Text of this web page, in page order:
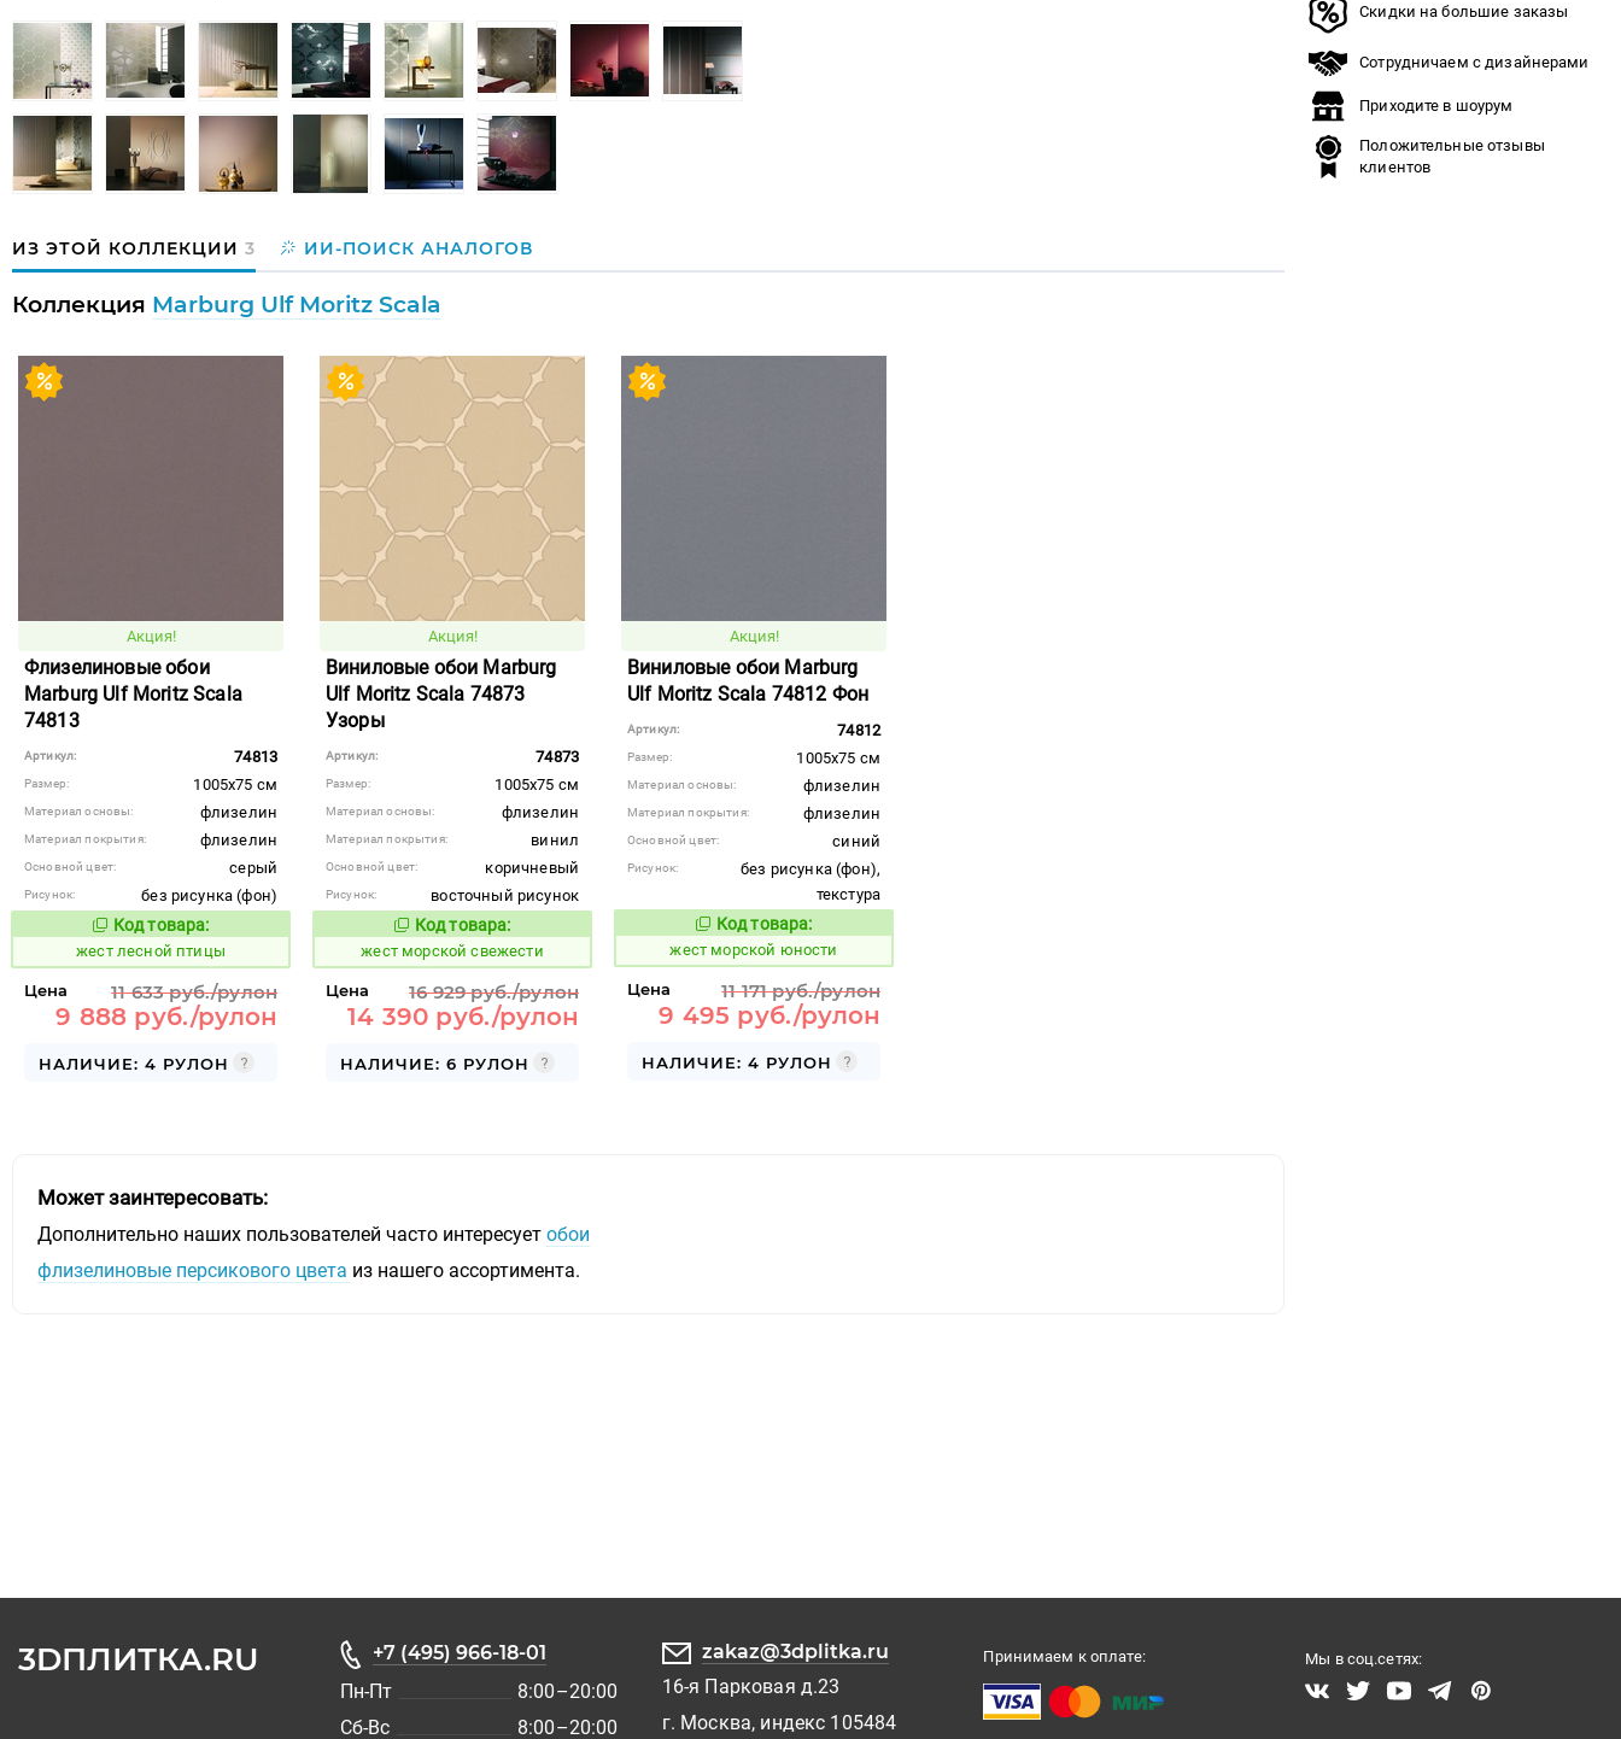
ИЗ ЭТОЙ КОЛЛЕКЦИИ 3 ИИ-ПОИСК АНАЛОГОВ
Коллекция Marburg Ulf Moritz Scala
Акция!
Флизелиновые обои
Marburg Ulf Moritz Scala
74813
Артикул: 74813
Размер: 1005x75 см
Материал основы: флизелин
Материал покрытия: флизелин
Основной цвет: серый
Рисунок:
без рисунка (фон)
Код товара:
380823 Код товара:
жест лесной птицы
Цена 11 633 руб./рулон
9 888 руб./рулон
НАЛИЧИЕ: 4 РУЛОН
Акция!
Виниловые обои Marburg
Ulf Moritz Scala 74873
Узоры
Артикул: 74873
Размер: 1005x75 см
Материал основы: флизелин
Материал покрытия: винил
Основной цвет: коричневый
Рисунок:
восточный рисунок
Код товара:
382583 Код товара:
жест морской свежести
Цена 16 929 руб./рулон
14 390 руб./рулон
НАЛИЧИЕ: 6 РУЛОН
Акция!
Виниловые обои Marburg
Ulf Moritz Scala 74812 Фон
Артикул: 74812
Размер: 1005x75 см
Материал основы: флизелин
Материал покрытия: флизелин
Основной цвет: синий
Рисунок:
без рисунка (фон),
текстура
Код товара:
382623 Код товара:
жест морской юности
Цена 11 171 руб./рулон
9 495 руб./рулон
НАЛИЧИЕ: 4 РУЛОН
Может заинтересовать:
Дополнительно наших пользователей часто интересует обои
флизелиновые персикового цвета из нашего ассортимента.
Скидки на большие заказы
Сотрудничаем с дизайнерами
Приходите в шоурум
Положительные отзывы
клиентов
3DПЛИТКА.RU
+7 (495) 966-18-01
Пн-Пт
8:00–20:00
Сб-Вс
8:00–20:00
zakaz@3dplitka.ru
16-я Парковая д.23
г. Москва, индекс 105484
Принимаем к оплате: Мы в соц.сетях: